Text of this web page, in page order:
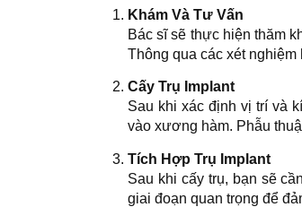
Khám Và Tư Vấn
Bác sĩ sẽ thực hiện thăm
Thông qua các xét
Cấy Trụ Implant
Sau khi xác định vị trí và
vào xương hàm. Phẫu
Tích Hợp Trụ Implant
Sau khi cấy trụ, bạn sẽ
giai đoạn quan trọng để